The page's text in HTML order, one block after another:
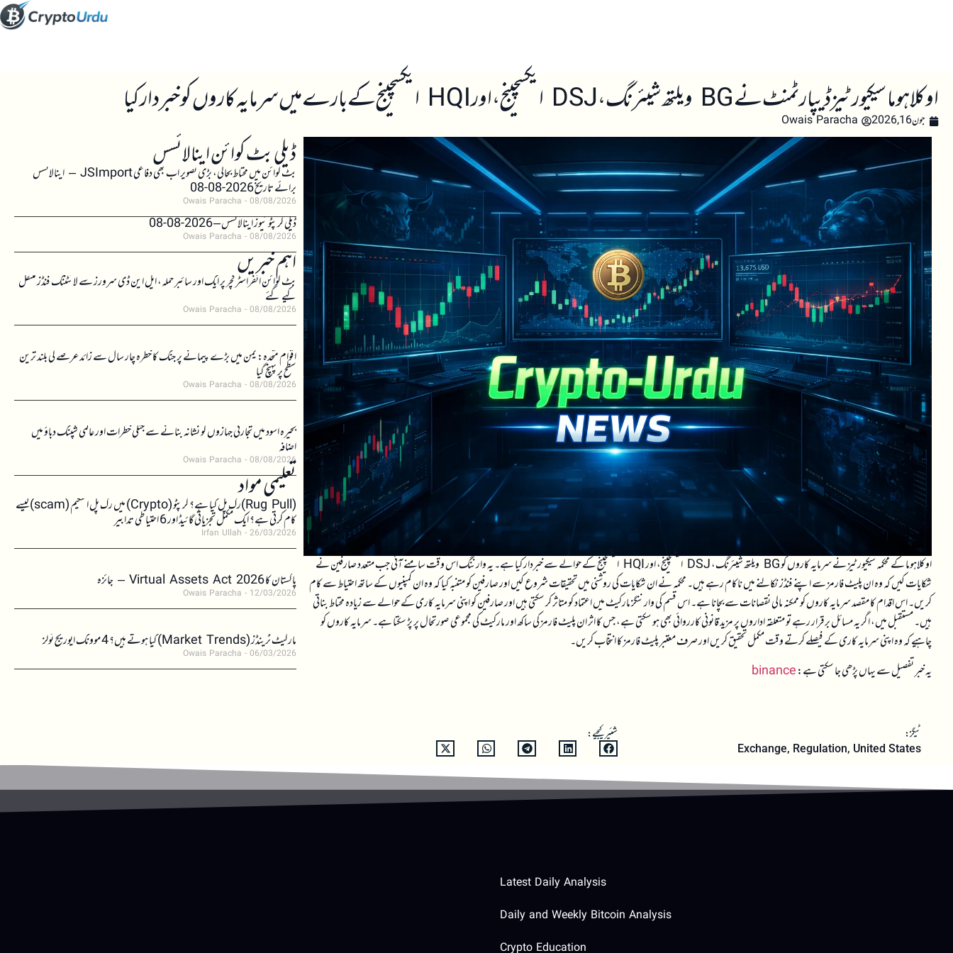
اوکلاہوما سیکیورٹیز ڈیپارٹمنٹ نے BG ویلتھ شیئرنگ، DSJ ایکسچینج، اور HQI ایکسچینج کے بارے میں سرمایہ کاروں کو خبردار کیا
جون 16, 2026 Owais Paracha
اوکلاہوما کے محکمہ سیکیورٹیز نے سرمایہ کاروں کو BG ویلتھ شیئرنگ، DSJ ایکسچینج، اور HQI ایکسچینج کے حوالے سے خبردار کیا ہے۔ یہ وارننگ اس وقت سامنے آئی جب متعدد صارفین نے
شکایات کیں کہ وہ ان پلیٹ فارمز سے اپنے فنڈز نکالنے میں ناکام رہے ہیں۔ محکمہ نے ان شکایات کی روشنی میں تحقیقات شروع کیں اور صارفین کو متنبہ کیا کہ وہ ان کمپنیوں کے ساتھ احتیاط سے کام
کریں۔ اس اقدام کا مقصد سرمایہ کاروں کو ممکنہ مالی نقصانات سے بچانا ہے۔ اس قسم کی وارننگز مارکیٹ میں اعتماد کو متاثر کر سکتی ہیں اور صارفین کو اپنی سرمایہ کاری کے حوالے سے زیادہ محتاط بناتی
ہیں۔ مستقبل میں، اگر یہ مسائل برقرار رہے تو متعلقہ اداروں پر مزید قانونی کارروائی بھی ہو سکتی ہے، جس کا اثر ان پلیٹ فارمز کی ساکھ اور مارکیٹ کی مجموعی صورتحال پر پڑ سکتا ہے۔ سرمایہ کاروں کو
چاہیے کہ وہ اپنی سرمایہ کاری کے فیصلے کرتے وقت مکمل تحقیق کریں اور صرف معتبر پلیٹ فارمز کا انتخاب کریں۔
یہ خبر تفصیل سے یہاں پڑھی جا سکتی ہے:binance
ٹیگز:
Exchange, Regulation, United States
شئیر کیجیے:
ڈیلی بٹ کوائن اینالائسس بٹ کوائن میں محتاط بحالی، بڑی تصویر اب بھی دفاعی JSImport – اینالائسس
برائے تاریخ 2026-08-08
Owais Paracha 08/08/2026
ڈیلی کرپٹو نیوز اینالائسس – 2026-08-08
Owais Paracha 08/08/2026
اہم خبریں
بٹ کوائن انفراسٹرکچر پر ایک اور سائبر حملہ، ایل این ڈی سرورز سے لائٹننگ فنڈز منتقل
کیے گئے
Owais Paracha 08/08/2026
اقوام متحدہ: یمن میں بڑے پیمانے پر جنگ کا خطرہ چار سال سے زائد عرصے کی بلند ترین
سطح پر پہنچ گیا
Owais Paracha 08/08/2026
بحیرہ اسود میں تجارتی جہازوں کو نشانہ بنانے سے جنگی خطرات اور عالمی شپنگ دباؤ میں
اضافہ
Owais Paracha 08/08/2026
تعلیمی مواد (Rug Pull)رگ پل کیا ہے؟ کرپٹو (Crypto) میں رگ پل اسکیم (scam)کیسے
کام کرتی ہے؟ ایک مکمل تجزیاتی گائیڈ اور 6 احتیاطی تدابیر
Irfan Ullah 26/03/2026
پاکستان کا Virtual Assets Act 2026 – جائزہ
Owais Paracha 12/03/2026
مارکیٹ ٹرینڈز (Market Trends) کیا ہوتے ہیں؟ 4 موونگ ایوریج ٹولز
Owais Paracha 06/03/2026
Latest Daily Analysis
Daily and Weekly Bitcoin Analysis
Crypto Education